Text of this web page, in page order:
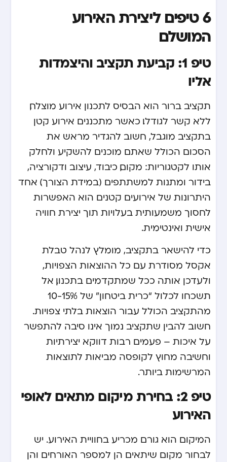
6 טיפים ליצירת האירוע
המושלם
טיפ 1: קביעת תקציב והיצמדות
אליו
תקציב ברור הוא הבסיס לתכנון אירוע מוצלח,
ללא קשר לגודלו. כאשר מתכננים אירוע קטן
בתקציב מוגבל, חשוב להגדיר מראש את
הסכום הכולל שאתם מוכנים להשקיע ולחלק
אותו לקטגוריות: מקום, כיבוד, עיצוב ודקורציה,
בידור ומתנות למשתתפים (במידת הצורך). אחד
היתרונות של אירועים קטנים הוא האפשרות
לחסוך משמעותית בעלויות תוך יצירת חוויה
אישית ואינטימית.
כדי להישאר בתקציב, מומלץ לנהל טבלת
אקסל מסודרת עם כל ההוצאות הצפויות,
ולעדכן אותה ככל שמתקדמים בתכנון. אל
תשכחו לכלול “כרית ביטחון” של 10-15%
מהתקציב הכולל עבור הוצאות בלתי צפויות.
חשוב להבין שתקציב נמוך אינו סיבה להתפשר
על איכות – פעמים רבות דווקא יצירתיות
וחשיבה מחוץ לקופסה מביאות לתוצאות
המרשימות ביותר.
טיפ 2: בחירת מיקום מתאים לאופי
האירוע
המיקום הוא גורם מכריע בחוויית האירוע. יש
לבחור מקום שיתאים הן למספר האורחים והן